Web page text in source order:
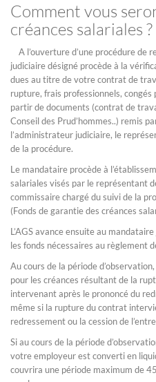
Comment vous
créances salariales ?
A l’ouverture d’une procédure de
judiciaire désigné procède à la
dues au titre de votre contrat de
rupture, frais professionnels,
partir de documents (contrat de
Conseil des Prud’hommes..) remis
l’administrateur judiciaire, le
de la procédure.
Le mandataire procède à
salariales visés par le représentant
commissaire chargé du suivi de la
(Fonds de garantie des créances
L’AGS avance ensuite au
les fonds nécessaires au règlement
Au cours de la période
pour les créances résultant de la
intervenant après le prononcé du
même si la rupture du contrat
redressement ou la cession de
Si au cours de la période
votre employeur est converti en
couvrira une période maximum de